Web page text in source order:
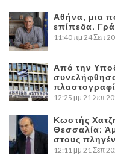
Αθήνα, μια
επίπεδα.
11:40 πμ 24 Σεπ
Από την
12:25 μμ 21 Σεπ
Κωστής
Θεσσαλία:
στους
12:11 μμ 21 Σεπ